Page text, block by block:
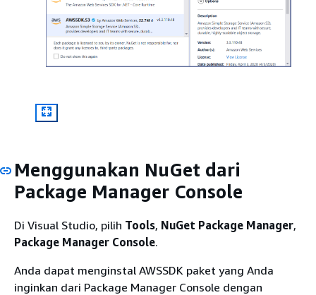
Menggunakan NuGet dari
Package Manager Console
Di Visual Studio, pilih Tools, NuGet Package Manager,
Package Manager Console.
Anda dapat menginstal AWSSDK paket yang Anda
inginkan dari Package Manager Console dengan